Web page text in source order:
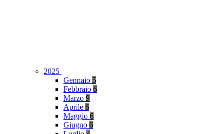
2025
Gennaio 5
Febbraio 6
Marzo 9
Aprile 6
Maggio 6
Giugno 6